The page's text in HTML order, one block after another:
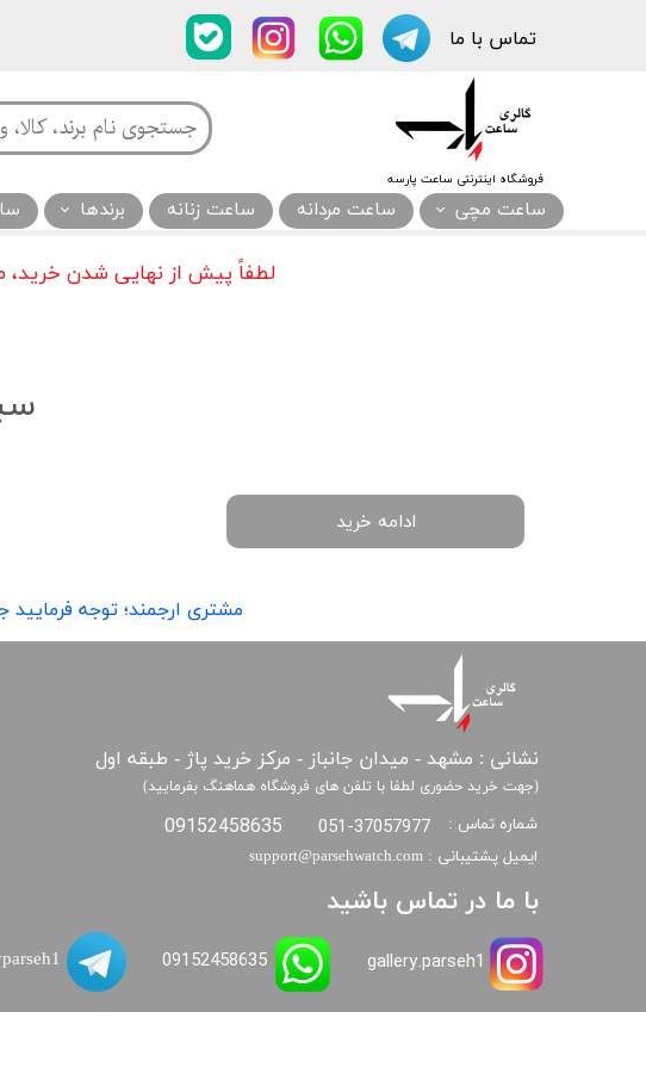
تماس با ما​​​​​​​
ساعت مچی ساعت مردانه ساعت زنانه برندها
فروشگاه اینترنتی ساعت پارسه
لطفاً پیش از نهایی شدن خرید،
ادامه خرید
مشتری ارجمند؛ توجه
نشانی : مشهد - میدان جانباز - مرکز خرید پاژ - طبقه اول
شماره تماس :
​​​​​​​ایمیل پشتیبانی : support@parsehwatch.com
​با ما در تماس باشید
09152458635 gallery.parseh1
051-37057977
(جهت خرید حضوری لطفا با تلفن های فروشگاه هماهنگ بفرمایید)
09152458635